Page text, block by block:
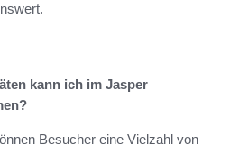
kann ich im Jasper
Besucher eine Vielzahl von